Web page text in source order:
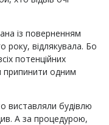
із поверненням
року, відлякувала. Бо
потенційних
припинити одним
виставляли будівлю
А за процедурою,